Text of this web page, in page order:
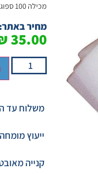
מכילה 100 ספוגים, פתרון אידיאלי לשימוש יומיומי.
מחיר באתר:
35.00
משלוח עד
ייעוץ
קנייה